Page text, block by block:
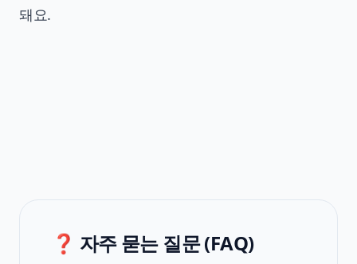
돼요.
❓ 자주 묻는 질문 (FAQ)